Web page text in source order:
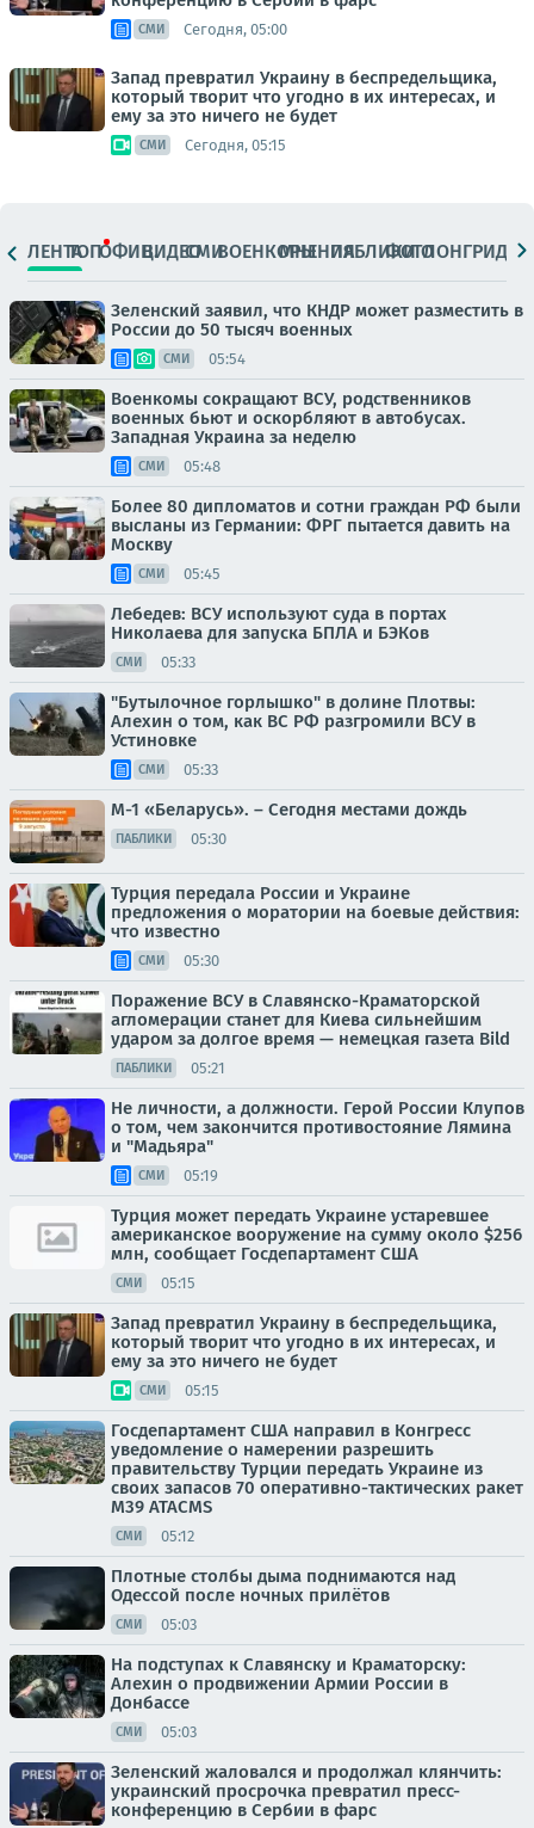
СМИ Сегодня, 05:00
Запад превратил Украину в беспредельщика,
который творит что угодно в их интересах, и
ему за это ничего не будет
СМИ Сегодня, 05:15
ЛЕНТАТОПОФИЦ.ВИДЕОСМИВОЕНКОРЫМНЕНИЯПАБЛИКИ
ФОТОЛОНГРИДЫ
Зеленский заявил, что КНДР может разместить в
России до 50 тысяч военных
СМИ 05:54
Военкомы сокращают ВСУ, родственников
военных бьют и оскорбляют в автобусах.
Западная Украина за неделю
СМИ 05:48
Более 80 дипломатов и сотни граждан РФ были
высланы из Германии: ФРГ пытается давить на
Москву
СМИ 05:45
Лебедев: ВСУ используют суда в портах
Николаева для запуска БПЛА и БЭКов
СМИ 05:33
"Бутылочное горлышко" в долине Плотвы:
Алехин о том, как ВС РФ разгромили ВСУ в
Устиновке
СМИ 05:33
М-1 «Беларусь». – Сегодня местами дождь
ПАБЛИКИ 05:30
Турция передала России и Украине
предложения о моратории на боевые действия:
что известно
СМИ 05:30
Поражение ВСУ в Славянско-Краматорской
агломерации станет для Киева сильнейшим
ударом за долгое время — немецкая газета Bild
ПАБЛИКИ 05:21
Не личности, а должности. Герой России Клупов
о том, чем закончится противостояние Лямина
и "Мадьяра"
СМИ 05:19
Турция может передать Украине устаревшее
американское вооружение на сумму около $256
млн, сообщает Госдепартамент США
СМИ 05:15
Запад превратил Украину в беспредельщика,
который творит что угодно в их интересах, и
ему за это ничего не будет
СМИ 05:15
Госдепартамент США направил в Конгресс
уведомление о намерении разрешить
правительству Турции передать Украине из
своих запасов 70 оперативно-тактических ракет
M39 ATACMS
СМИ 05:12
Плотные столбы дыма поднимаются над
Одессой после ночных прилётов
СМИ 05:03
На подступах к Славянску и Краматорску:
Алехин о продвижении Армии России в
Донбассе
СМИ 05:03
Зеленский жаловался и продолжал клянчить:
украинский просрочка превратил пресс-
конференцию в Сербии в фарс